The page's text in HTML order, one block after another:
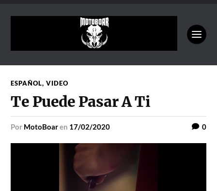
ESPAÑOL,VIDEO
Te Puede Pasar A Ti
por MotoBoaren 17/02/2020 0